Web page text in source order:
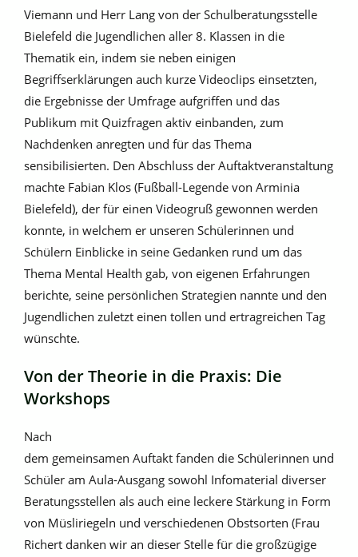
Viemann und Herr Lang von der Schulberatungsstelle
Bielefeld die Jugendlichen aller 8. Klassen in die
Thematik ein, indem sie neben einigen
Begriffserklärungen auch kurze Videoclips einsetzten,
die Ergebnisse der Umfrage aufgriffen und das
Publikum mit Quizfragen aktiv einbanden, zum
Nachdenken anregten und für das Thema
sensibilisierten. Den Abschluss der Auftaktveranstaltung
machte Fabian Klos (Fußball-Legende von Arminia
Bielefeld), der für einen Videogruß gewonnen werden
konnte, in welchem er unseren Schülerinnen und
Schülern Einblicke in seine Gedanken rund um das
Thema Mental Health gab, von eigenen Erfahrungen
berichte, seine persönlichen Strategien nannte und den
Jugendlichen zuletzt einen tollen und ertragreichen Tag
wünschte.
Von der Theorie in die Praxis: Die
Workshops
Nach
dem gemeinsamen Auftakt fanden die Schülerinnen und
Schüler am Aula-Ausgang sowohl Infomaterial diverser
Beratungsstellen als auch eine leckere Stärkung in Form
von Müsliriegeln und verschiedenen Obstsorten (Frau
Richert danken wir an dieser Stelle für die großzügige